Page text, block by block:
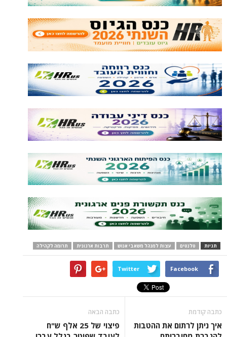
תגיות טלנטים עצות למנהל משאבי אנוש תרבות ארגונית תרומה לקהילה
Facebook
Twitter
כתבה קודמת
איך ניתן לרתום את ההטבות
כתבה הבאה
פיצוי של 25 אלף ש"ח